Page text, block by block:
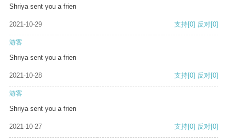
Shriya sent you a frien
2021-10-29 支持[0] 反对[0]
游客
Shriya sent you a frien
2021-10-28 支持[0] 反对[0]
游客
Shriya sent you a frien
2021-10-27 支持[0] 反对[0]